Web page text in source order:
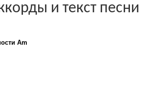
и текст песни
Am